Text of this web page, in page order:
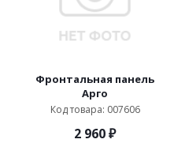
Фронтальная панель
Арго
Код товара: 007606
2 960₽